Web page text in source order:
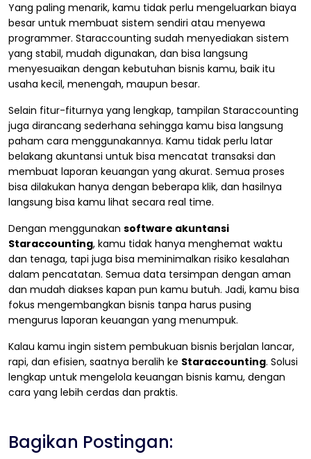
Yang paling menarik, kamu tidak perlu mengeluarkan biaya
besar untuk membuat sistem sendiri atau menyewa
programmer. Staraccounting sudah menyediakan sistem
yang stabil, mudah digunakan, dan bisa langsung
menyesuaikan dengan kebutuhan bisnis kamu, baik itu
usaha kecil, menengah, maupun besar.
Selain fitur-fiturnya yang lengkap, tampilan Staraccounting
juga dirancang sederhana sehingga kamu bisa langsung
paham cara menggunakannya. Kamu tidak perlu latar
belakang akuntansi untuk bisa mencatat transaksi dan
membuat laporan keuangan yang akurat. Semua proses
bisa dilakukan hanya dengan beberapa klik, dan hasilnya
langsung bisa kamu lihat secara real time.
Dengan menggunakan software akuntansi
Staraccounting, kamu tidak hanya menghemat waktu
dan tenaga, tapi juga bisa meminimalkan risiko kesalahan
dalam pencatatan. Semua data tersimpan dengan aman
dan mudah diakses kapan pun kamu butuh. Jadi, kamu bisa
fokus mengembangkan bisnis tanpa harus pusing
mengurus laporan keuangan yang menumpuk.
Kalau kamu ingin sistem pembukuan bisnis berjalan lancar,
rapi, dan efisien, saatnya beralih ke Staraccounting. Solusi
lengkap untuk mengelola keuangan bisnis kamu, dengan
cara yang lebih cerdas dan praktis.
Bagikan Postingan: